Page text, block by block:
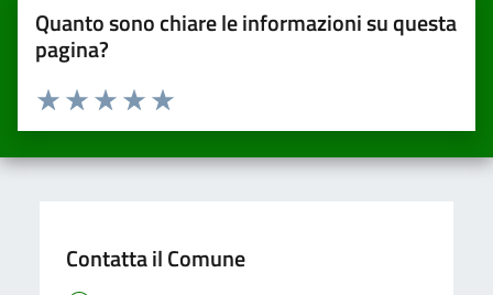
Quanto sono chiare le informazioni su questa
pagina?
Valuta da 1 a 5 stelle la pagina
Valuta 5 stelle su 5
Valuta 4 stelle su 5
Valuta 3 stelle su 5
Valuta 2 stelle su 5
Valuta una stella su 5
Contatta il Comune